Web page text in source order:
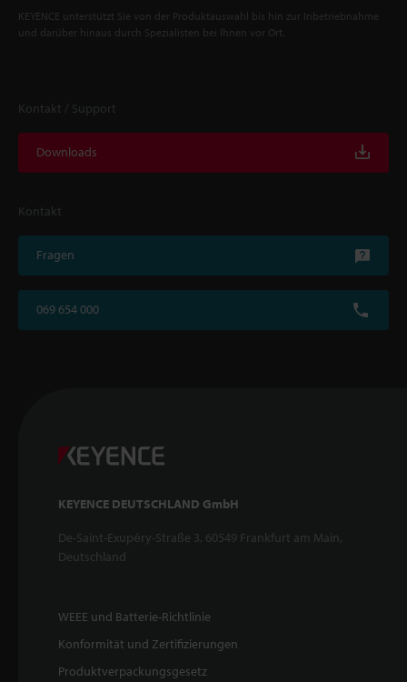
KEYENCE unterstützt Sie von der Produktauswahl bis hin zur Inbetriebnahme
und darüber hinaus durch Spezialisten bei Ihnen vor Ort.
Kontakt / Support
Downloads
Kontakt
Fragen
069 654 000
KEYENCE DEUTSCHLAND GmbH
De-Saint-Exupéry-Straße 3, 60549 Frankfurt am Main,
Deutschland
WEEE und Batterie-Richtlinie
Konformität und Zertifizierungen
Produktverpackungsgesetz